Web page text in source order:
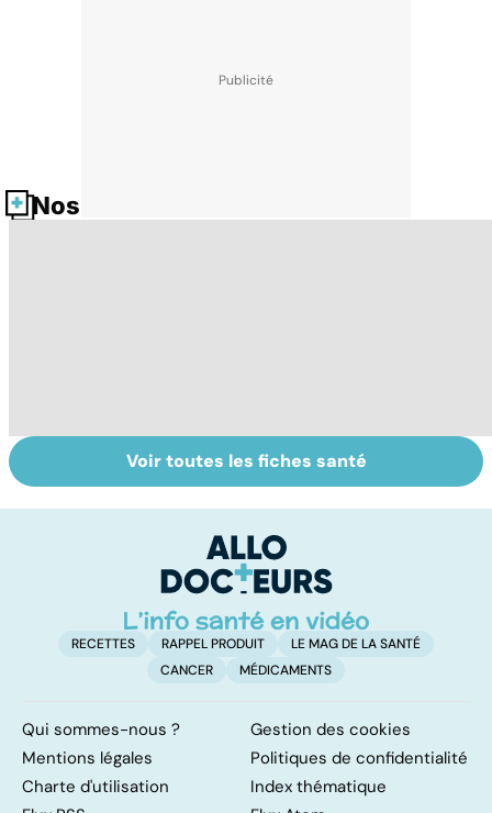
Nos fiches santé
Tout savoir sur
les infections
Inflammation des
amygdales : que
d'angine ?
Voir toutes les fiches santé
RECETTES RAPPEL PRODUIT
LE MAG DE LA SANTÉ
CANCER
MÉDICAMENTS
Qui sommes-nous ?
Gestion des cookies
Mentions légales
Politiques de confidentialité
Charte d'utilisation
Index thématique